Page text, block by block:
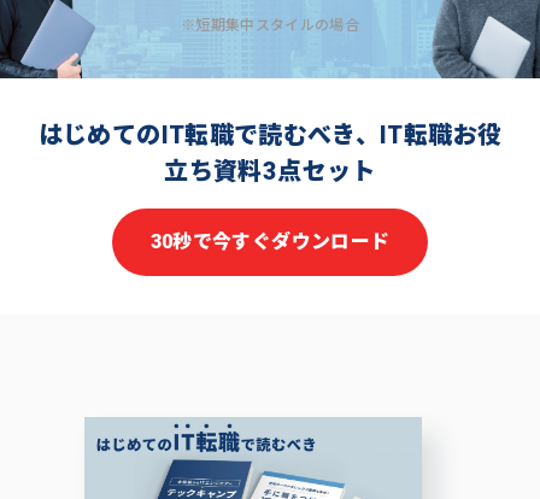
※短期集中スタイルの場合
はじめてのIT転職で読むべき、IT転職お役
立ち資料3点セット
30秒で今すぐダウンロード